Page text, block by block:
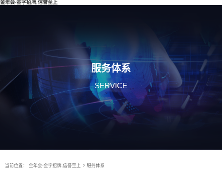
金年会-金字招牌,信誉至上
服务体系
SERVICE
当前位置： 金年会-金字招牌,信誉至上 > 服务体系